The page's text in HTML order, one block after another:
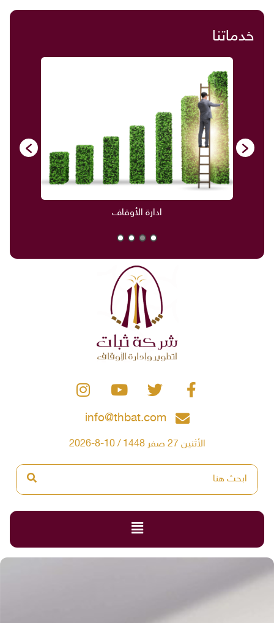
خدماتنا
ادارة الأوقاف
info@thbat.com
الأثنين 27 صفر 1448 / 10-8-2026